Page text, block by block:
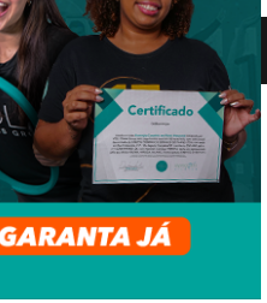
os direitos reservados.